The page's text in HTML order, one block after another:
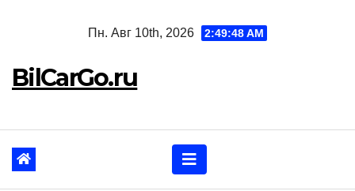
Пн. Авг 10th, 2026 2:49:49 AM
BilCarGo.ru